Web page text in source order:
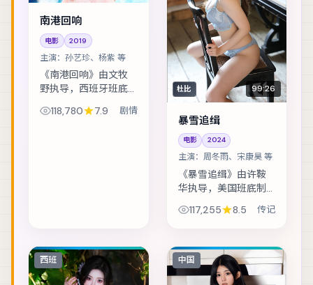
南港回响
电影 2019
主演： 孙艺珍、杨紫 等
《南港回响》由文牧
野执导，西班牙班底
情。灾难预警被压下
118,780 7.9 剧情
杜比 99:26
暴雪追缉
电影 2024
主演： 周冬雨、宋康昊 等
《暴雪追缉》由许鞍
华执导，美国班底制
作，类型定位为传
记。人工智能伦理听
离奇失联。主演包括
周冬雨、宋康昊、雷
佳音 等，表演层次丰...
117,255 8.5 传记
西班 中国